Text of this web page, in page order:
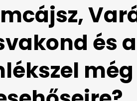
és
még